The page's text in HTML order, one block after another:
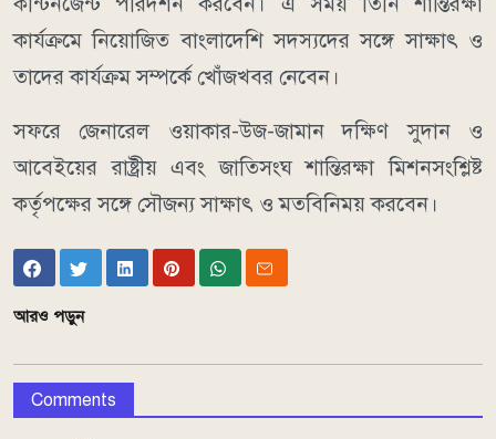
কার্যক্রমে নিয়োজিত বাংলাদেশি সদস্যদের সঙ্গে সাক্ষাৎ ও
তাদের কার্যক্রম সম্পর্কে খোঁজখবর নেবেন।
সফরে জেনারেল ওয়াকার-উজ-জামান দক্ষিণ সুদান ও
আবেইয়ের রাষ্ট্রীয় এবং জাতিসংঘ শান্তিরক্ষা মিশনসংশ্লিষ্ট
কর্তৃপক্ষের সঙ্গে সৌজন্য সাক্ষাৎ ও মতবিনিময় করবেন।
আরও পড়ুন
Comments